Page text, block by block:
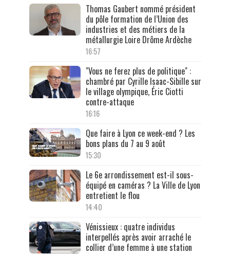
Thomas Gaubert nommé président
du pôle formation de l’Union des
industries et des métiers de la
métallurgie Loire Drôme Ardèche
16:57
"Vous ne ferez plus de politique" :
chambré par Cyrille Isaac-Sibille sur
le village olympique, Éric Ciotti
contre-attaque
16:16
Que faire à Lyon ce week-end ? Les
bons plans du 7 au 9 août
15:30
Le 6e arrondissement est-il sous-
équipé en caméras ? La Ville de Lyon
entretient le flou
14:40
Vénissieux : quatre individus
interpellés après avoir arraché le
collier d’une femme à une station